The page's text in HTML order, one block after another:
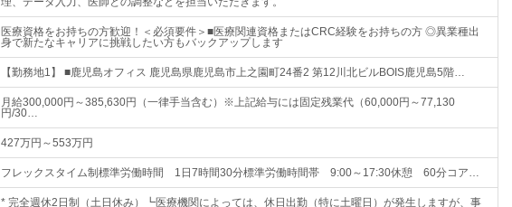
医療資格をお持ちの方歓迎！＜必須要件＞■医療関連資格またはCRC経験をお持ちの方 ◎異業種出
身で新たなキャリアに挑戦したい方もバックアップします
【勤務地1】 ■鹿児島オフィス 鹿児島県鹿児島市上之園町24番2 第12川北ビルBOIS鹿児島5階…
月給300,000円～385,630円（一律手当含む）※上記給与には固定残業代（60,000円～77,130
円/30…
427万円～553万円
フレックスタイム制標準労働時間 1日7時間30分標準労働時間帯 9:00～17:30休憩 60分コア…
* 完全週休2日制（土日休み）┗医療機関によっては、休日出勤（特に土曜日）が発生しますが、事